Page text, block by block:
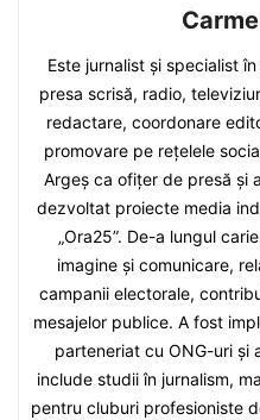
Este jurnalist și specialist
presa scrisă, radio,
redactare, coordonare
promovare pe rețelele
Argeș ca ofițer de presă și
dezvoltat proiecte media
„Ora25”. De-a lungul
imagine și comunicare,
campanii electorale,
mesajelor publice. A fost
parteneriat cu ONG-uri și
include studii în jurnalism,
pentru cluburi profesioniste